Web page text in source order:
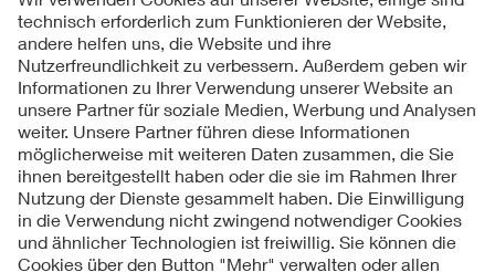
Folgen Sie uns
Kontakte
Service